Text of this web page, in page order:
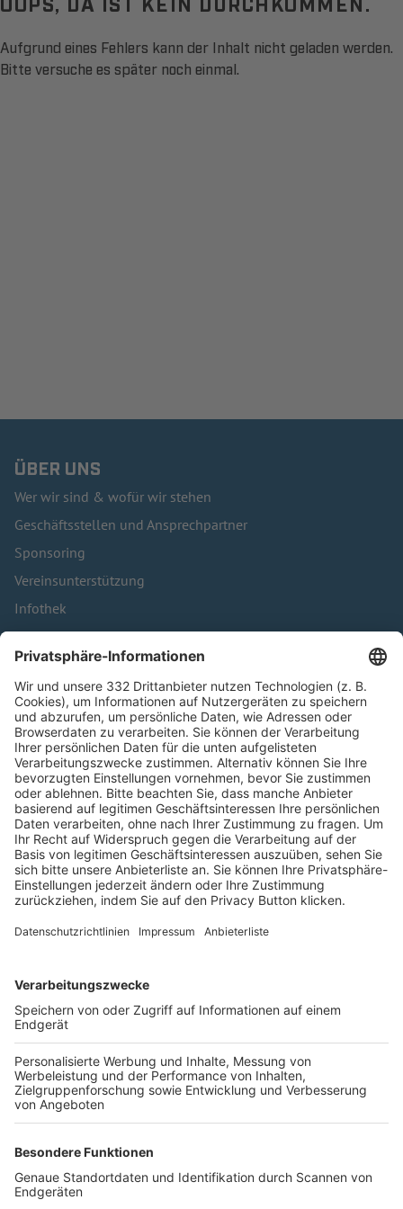
Aufgrund eines Fehlers kann der Inhalt nicht geladen werden.
Bitte versuche es später noch einmal.
ÜBER UNS
Wer wir sind & wofür wir stehen
Geschäftsstellen und Ansprechpartner
Sponsoring
Vereinsunterstützung
Infothek
Kontakt
HÄUFIG BESUCHTE SEITEN
Pässe und Vereinswechsel
Trainerausbildung
Schulungsangebot Vereinsmitarbeiter
BFV-Geschäftsstellen
Trainerbörse
Login SpielPlus
FOLGE DEM BFV
TOP-VEREINE
TOP-PARTNER